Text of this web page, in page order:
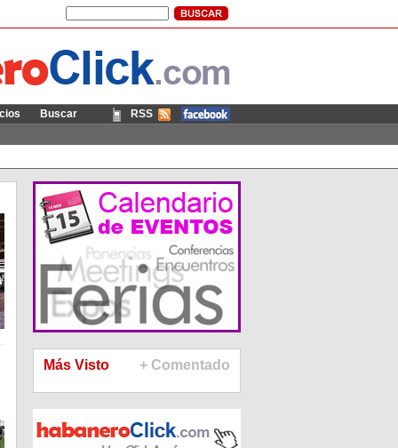
Buscar
RSS
Más Visto + Comentado